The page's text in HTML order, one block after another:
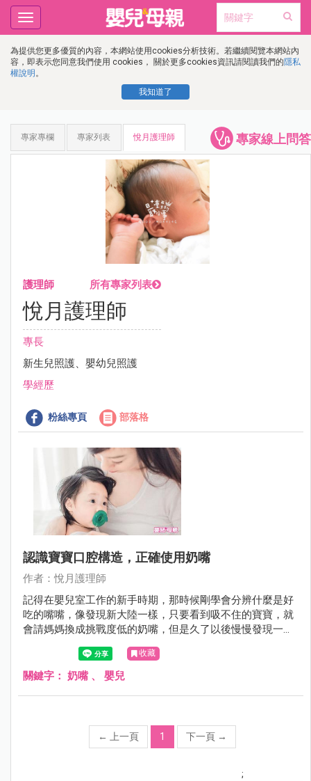
為提供您更多優質的內容，本網站使用cookies分析技術。若繼續閱覽本網站內
容，即表示您同意我們使用 cookies， 關於更多cookies資訊請閱讀我們的隱私
權說明 。
我知道了
Toggle
navigation
專家線上問答
專家專欄 專家列表 悅月護理師
護理師 所有專家列表
悅月護理師
專長
新生兒照護、嬰幼兒照護
學經歷
粉絲專頁 部落格
認識寶寶口腔構造，正確使用奶嘴
作者：悅月護理師
記得在嬰兒室工作的新手時期，那時候剛學會分辨什麼是好
吃的嘴嘴，像發現新大陸一樣，只要看到吸不住的寶寶，就
會請媽媽換成挑戰度低的奶嘴，但是久了以後慢慢發現一件
奇怪的事，既然香草嘴那麼好用，為什麼不是對每一個寶寶
收藏
關鍵字： 奶嘴、 嬰兒
← 上一頁 1 下一頁 →
;